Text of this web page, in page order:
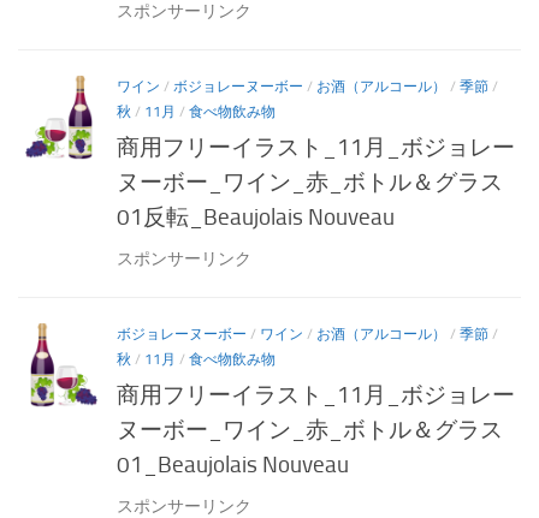
スポンサーリンク
ワイン / ボジョレーヌーボー / お酒（アルコール） / 季節 /
秋 / 11月 / 食べ物飲み物
商用フリーイラスト_11月_ボジョレー
ヌーボー_ワイン_赤_ボトル＆グラス
01反転_Beaujolais Nouveau
スポンサーリンク
ボジョレーヌーボー / ワイン / お酒（アルコール） / 季節 /
秋 / 11月 / 食べ物飲み物
商用フリーイラスト_11月_ボジョレー
ヌーボー_ワイン_赤_ボトル＆グラス
01_Beaujolais Nouveau
スポンサーリンク